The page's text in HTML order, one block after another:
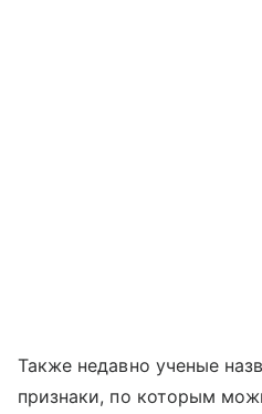
Также недавно ученые
признаки, по которым